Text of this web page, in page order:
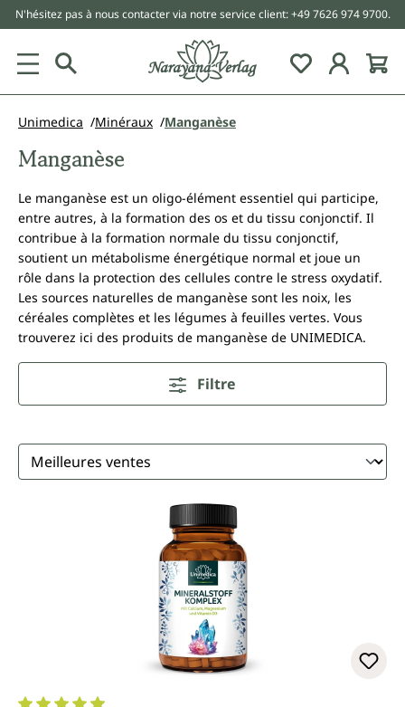
principal
N'hésitez pas à nous contacter via notre service client: +49 7626 974 9700.
Unimedica Minéraux Manganèse
Manganèse
Le manganèse est un oligo-élément essentiel qui participe,
entre autres, à la formation des os et du tissu conjonctif. Il
contribue à la formation normale du tissu conjonctif,
soutient un métabolisme énergétique normal et joue un
rôle dans la protection des cellules contre le stress oxydatif.
Les sources naturelles de manganèse sont les noix, les
céréales complètes et les légumes à feuilles vertes. Vous
trouverez ici des produits de manganèse de UNIMEDICA.
Filtre